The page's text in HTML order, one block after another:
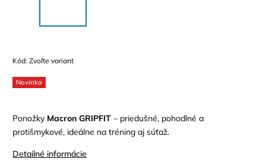
Kód: Zvoľte variant
Novinka
Ponožky Macron GRIPFIT – priedušné, pohodlné a
protišmykové, ideálne na tréning aj súťaž.
Detailné informácie